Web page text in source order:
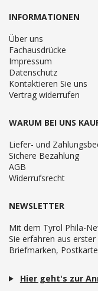
INFORMATIONEN
Über uns
Fachausdrücke
Impressum
Datenschutz
Kontaktieren Sie uns
Vertrag widerrufen
WARUM BEI UNS
Liefer- und
Sichere Bezahlung
AGB
Widerrufsrecht
NEWSLETTER
Mit dem Tyrol Phila-
Sie erfahren aus
Briefmarken,
Hier geht's zur